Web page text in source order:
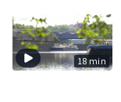
18 min